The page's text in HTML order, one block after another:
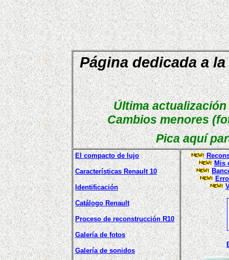
Página dedicada a
Última actualización
Cambios menores
Pica aquí
El compacto de lujo
Características Renault 10
Identificación
Catálogo Renault
Proceso de reconstrucción R10
Galería de fotos
Galería de sonidos
Mis